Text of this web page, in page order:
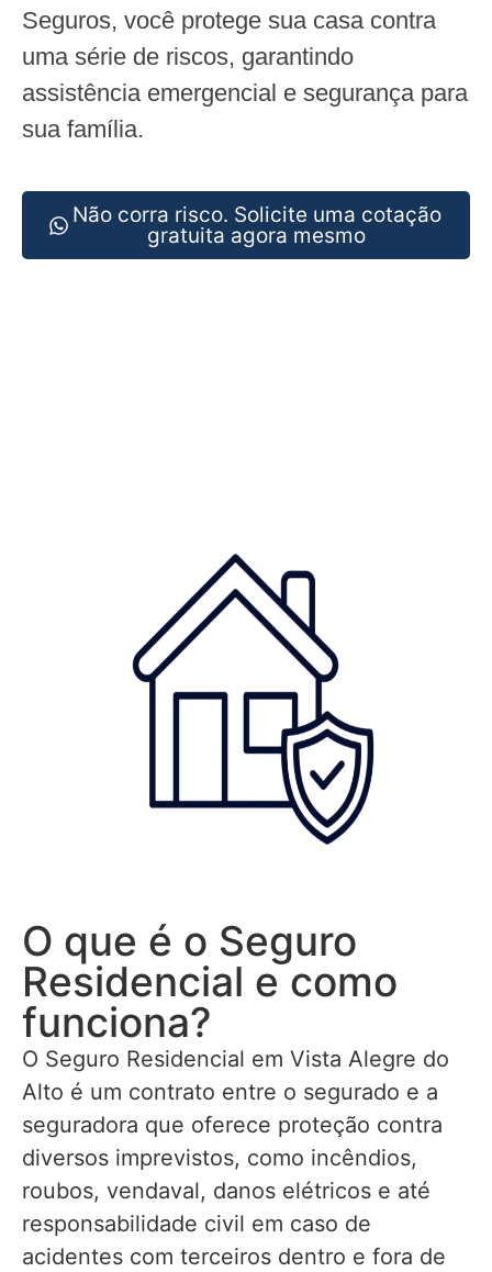
Seguros, você protege sua casa contra
uma série de riscos, garantindo
assistência emergencial e segurança para
sua família.
Não corra risco. Solicite uma cotação
gratuita agora mesmo
O que é o Seguro
Residencial e como
funciona?
O Seguro Residencial em Vista Alegre do
Alto é um contrato entre o segurado e a
seguradora que oferece proteção contra
diversos imprevistos, como incêndios,
roubos, vendaval, danos elétricos e até
responsabilidade civil em caso de
acidentes com terceiros dentro e fora de